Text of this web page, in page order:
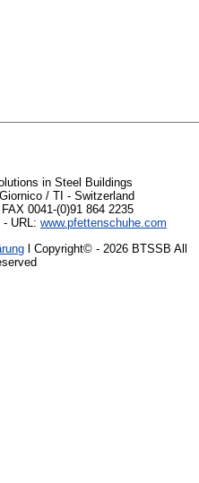
in Steel Buildings
/ TI - Switzerland
0041-(0)91 864 2235
- URL: www.pfettenschuhe.com
l Copyright© - 2026 BTSSB All